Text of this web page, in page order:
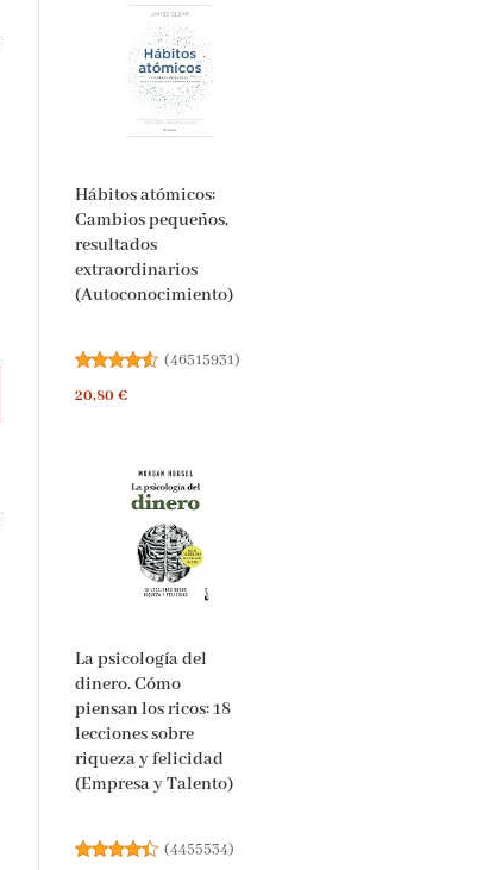
Hábitos atómicos:
Cambios pequeños,
resultados
extraordinarios
(Autoconocimiento)
(46515931)
20,80 €
La psicología del
dinero. Cómo
piensan los ricos: 18
lecciones sobre
riqueza y felicidad
(Empresa y Talento)
(4455534)